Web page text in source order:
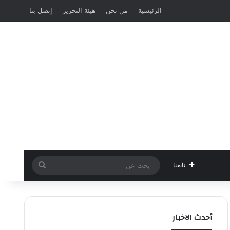
الرئيسية من نحن هيئة التحرير إتصل بنا
تابعنا
عن
أحدث الاخبار